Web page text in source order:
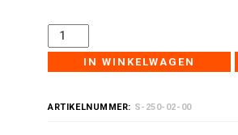
IN WINKELWAGEN
ARTIKELNUMMER: S-250-02-00